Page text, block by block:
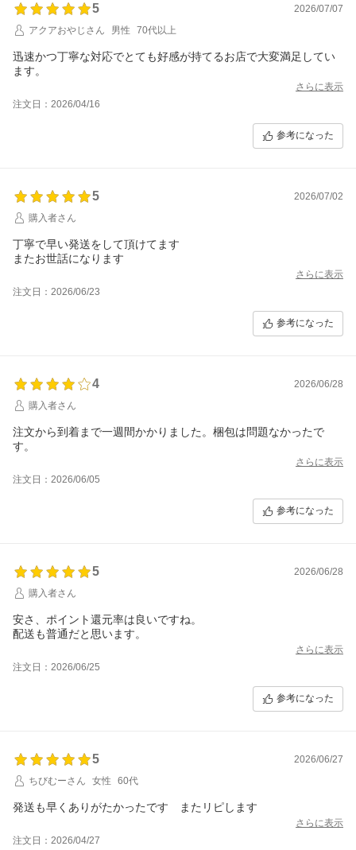
5
2026/07/07
アクアおやじさん
男性 70代以上
迅速かつ丁寧な対応でとても好感が持てるお店で大変満足してい
ます。
さらに表示
注文日：2026/04/16
参考になった
5
2026/07/02
購入者さん
丁寧で早い発送をして頂けてます
またお世話になります
さらに表示
注文日：2026/06/23
参考になった
4
2026/06/28
購入者さん
注文から到着まで一週間かかりました。梱包は問題なかったで
す。
さらに表示
注文日：2026/06/05
参考になった
5
2026/06/28
購入者さん
安さ、ポイント還元率は良いですね。
配送も普通だと思います。
さらに表示
注文日：2026/06/25
参考になった
5
2026/06/27
ちびむーさん
女性 60代
発送も早くありがたかったです またリピします
さらに表示
注文日：2026/04/27